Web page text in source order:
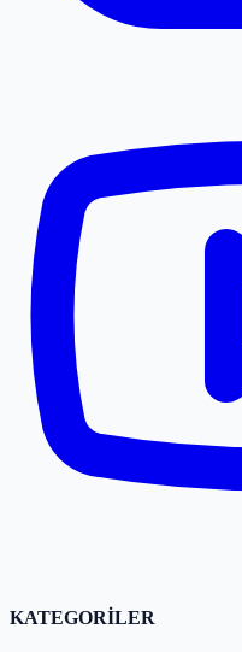
KATEGORİLER